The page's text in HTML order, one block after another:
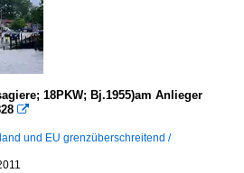
18PKW; Bj.1955)am Anlieger

und EU grenzüberschreitend /